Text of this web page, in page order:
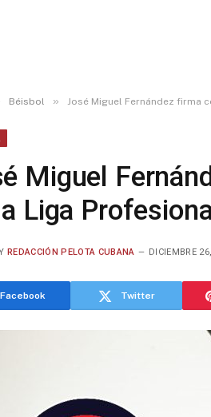
Béisbol » José Miguel Fernández firma
Miguel
Liga
REDACCIÓN PELOTA CUBANA DICIEMBRE
Facebook Twitter